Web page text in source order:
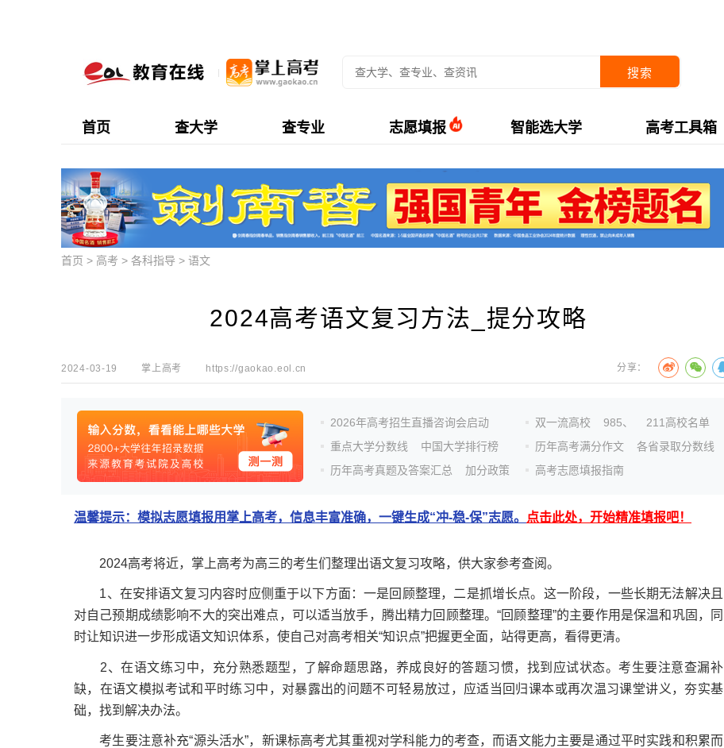
搜索
首页 查大学 查专业 志愿填报 智能选大学 高考工具箱
首页 > 高考 > 各科指导 > 语文
2024高考语文复习方法_提分攻略
2024-03-19 掌上高考 https://gaokao.eol.cn 分享：
2026年高考招生直播咨询会启动
重点大学分数线
中国大学排行榜
历年高考真题及答案汇总
加分政策
双一流高校 985、
211高校名单
历年高考满分作文
各省录取分数线
高考志愿填报指南
温馨提示：模拟志愿填报用掌上高考，信息丰富准确，一键生成“冲-稳-保”志愿。 点击此处，开始精准填报吧！
2024高考将近，掌上高考为高三的考生们整理出语文复习攻略，供大家参考查阅。
1、在安排语文复习内容时应侧重于以下方面：一是回顾整理，二是抓增长点。这一阶段，一些长期无法解决且
对自己预期成绩影响不大的突出难点，可以适当放手，腾出精力回顾整理。“回顾整理”的主要作用是保温和巩固，同
时让知识进一步形成语文知识体系，使自己对高考相关“知识点”把握更全面，站得更高，看得更清。
2、在语文练习中，充分熟悉题型，了解命题思路，养成良好的答题习惯，找到应试状态。考生要注意查漏补
缺，在语文模拟考试和平时练习中，对暴露出的问题不可轻易放过，应适当回归课本或再次温习课堂讲义，夯实基
础，找到解决办法。
考生要注意补充“源头活水”，新课标高考尤其重视对学科能力的考查，而语文能力主要是通过平时实践和积累而